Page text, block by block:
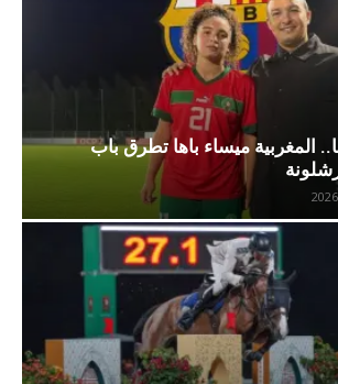
15 عاما.. المغربية ميساء باها تطرق باب